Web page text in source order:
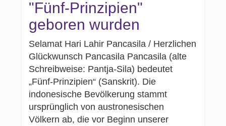
"Fünf-Prinzipien"
geboren wurden
Selamat Hari Lahir Pancasila / Herzlichen
Glückwunsch Pancasila Pancasila (alte
Schreibweise: Pantja-Sila) bedeutet
„Fünf-Prinzipien“ (Sanskrit). Die
indonesische Bevölkerung stammt
ursprünglich von austronesischen
Völkern ab, die vor Beginn unserer